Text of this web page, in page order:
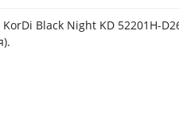
Black Night KD 52201H-